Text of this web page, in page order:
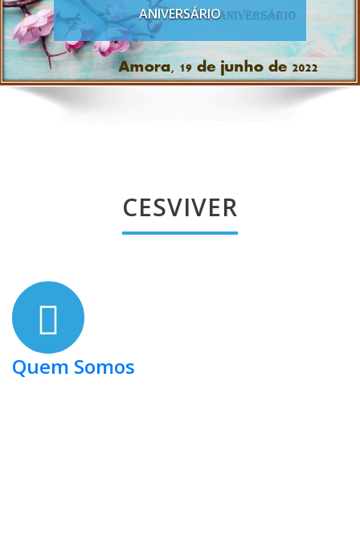
ANIVERSÁRIO
CESVIVER
Quem Somos